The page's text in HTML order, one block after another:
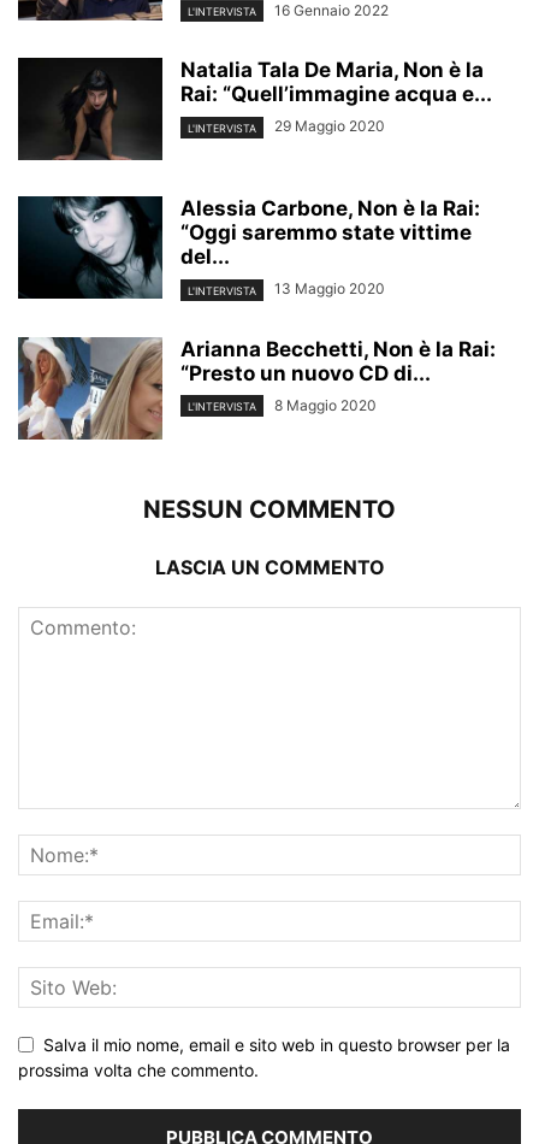
L'INTERVISTA 16 Gennaio 2022
Natalia Tala De Maria, Non è la
Rai: “Quell’immagine acqua e...
L'INTERVISTA 29 Maggio 2020
Alessia Carbone, Non è la Rai:
“Oggi saremmo state vittime
del...
L'INTERVISTA 13 Maggio 2020
Arianna Becchetti, Non è la Rai:
“Presto un nuovo CD di...
L'INTERVISTA 8 Maggio 2020
NESSUN COMMENTO
LASCIA UN COMMENTO
Salva il mio nome, email e sito web in questo browser per la
prossima volta che commento.